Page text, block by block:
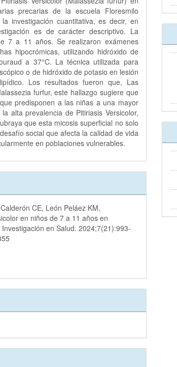
precarias de la escuela Floresmilo
investigación cuantitativa, es decir, en
es de carácter descriptivo. La
7 a 11 años. Se realizaron exámenes
hipocrómicas, utilizando hidróxido de
a 37°C. La técnica utilizada para
o de hidróxido de potasio en lesión
Los resultados fueron que, Las
furfur, este hallazgo sugiere que
predisponen a las niñas a una mayor
alta prevalencia de Pitiriasis Versicolor,
que esta micosis superficial no solo
social que afecta la calidad de vida
en poblaciones vulnerables.
CE, León Peláez KM,
en niños de 7 a 11 años en
en Salud. 2024;7(21):993-